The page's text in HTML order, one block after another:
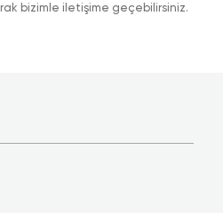
bizimle iletişime geçebilirsiniz.